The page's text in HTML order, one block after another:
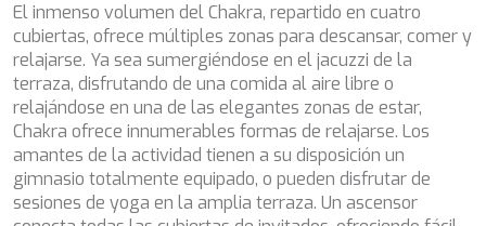
El inmenso volumen del Chakra, repartido en cuatro
cubiertas, ofrece múltiples zonas para descansar, comer y
relajarse. Ya sea sumergiéndose en el jacuzzi de la
terraza, disfrutando de una comida al aire libre o
relajándose en una de las elegantes zonas de estar,
Chakra ofrece innumerables formas de relajarse. Los
amantes de la actividad tienen a su disposición un
gimnasio totalmente equipado, o pueden disfrutar de
sesiones de yoga en la amplia terraza. Un ascensor
CORSARIO
D5
DAIMA
DALMATINO
DAMARI
DANIDA
DANZAS
DARLIN
DAY OFF